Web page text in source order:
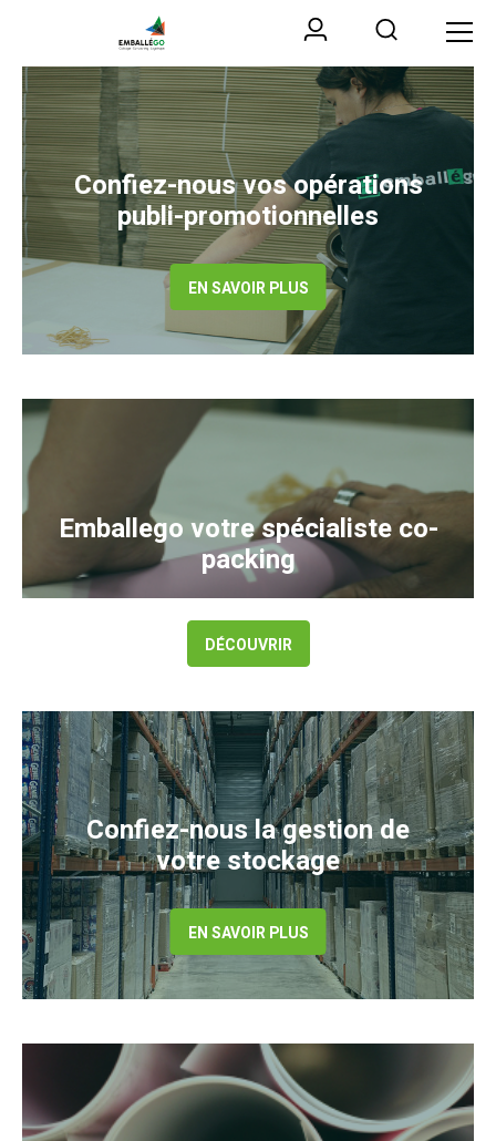
Emballego votre spécialiste co-
packing
DÉCOUVRIR
Confiez-nous vos opérations
publi-promotionnelles
EN SAVOIR PLUS
Confiez-nous la gestion de
votre stockage
EN SAVOIR PLUS